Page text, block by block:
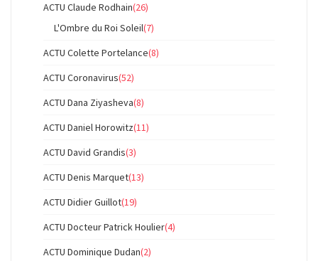
ACTU Claude Rodhain(26)
L'Ombre du Roi Soleil(7)
ACTU Colette Portelance(8)
ACTU Coronavirus(52)
ACTU Dana Ziyasheva(8)
ACTU Daniel Horowitz(11)
ACTU David Grandis(3)
ACTU Denis Marquet(13)
ACTU Didier Guillot(19)
ACTU Docteur Patrick Houlier(4)
ACTU Dominique Dudan(2)